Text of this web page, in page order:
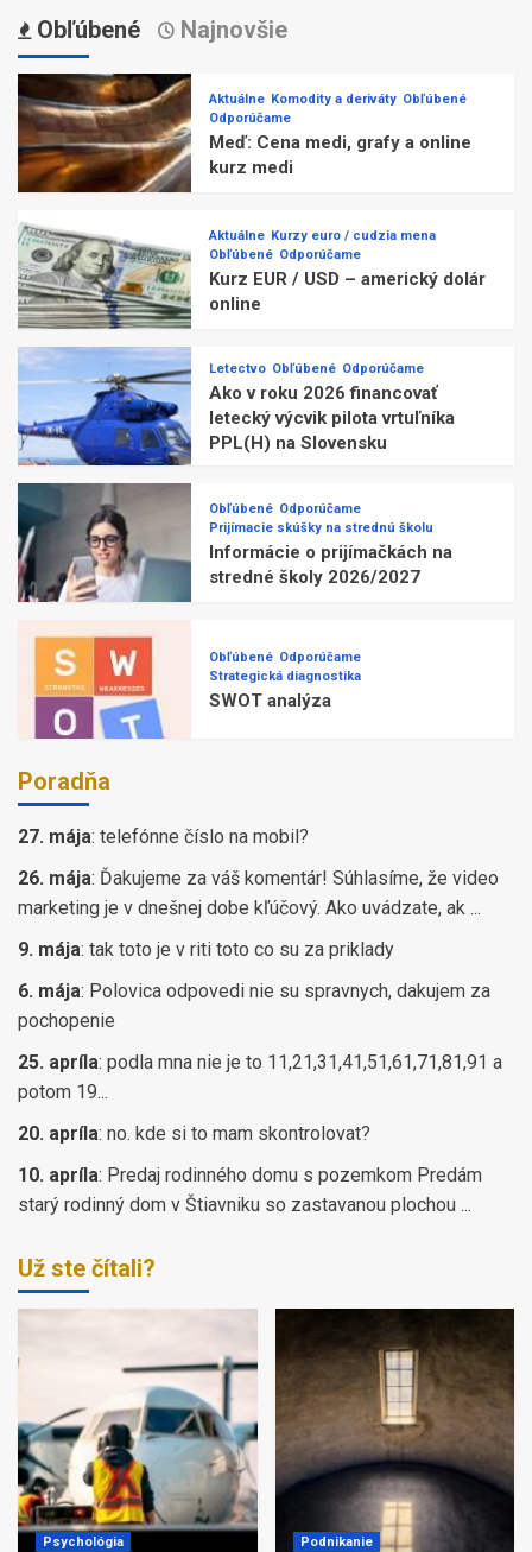
Obľúbené Najnovšie
Aktuálne Komodity a deriváty Obľúbené
Odporúčame
Meď: Cena medi, grafy a online
kurz medi
Aktuálne Kurzy euro / cudzia mena
Obľúbené Odporúčame
Kurz EUR / USD – americký dolár
online
Letectvo Obľúbené Odporúčame
Ako v roku 2026 financovať
letecký výcvik pilota vrtuľníka
PPL(H) na Slovensku
Obľúbené Odporúčame
Prijímacie skúšky na strednú školu
Informácie o prijímačkách na
stredné školy 2026/2027
Obľúbené Odporúčame
Strategická diagnostika
SWOT analýza
Poradňa
27. mája: telefónne číslo na mobil?
26. mája: Ďakujeme za váš komentár! Súhlasíme, že video
marketing je v dnešnej dobe kľúčový. Ako uvádzate, ak ...
9. mája: tak toto je v riti toto co su za priklady
6. mája: Polovica odpovedi nie su spravnych, dakujem za
pochopenie
25. apríla: podla mna nie je to 11,21,31,41,51,61,71,81,91 a
potom 19...
20. apríla: no. kde si to mam skontrolovat?
10. apríla: Predaj rodinného domu s pozemkom Predám
starý rodinný dom v Štiavniku so zastavanou plochou ...
Už ste čítali?
Psychológia Podnikanie